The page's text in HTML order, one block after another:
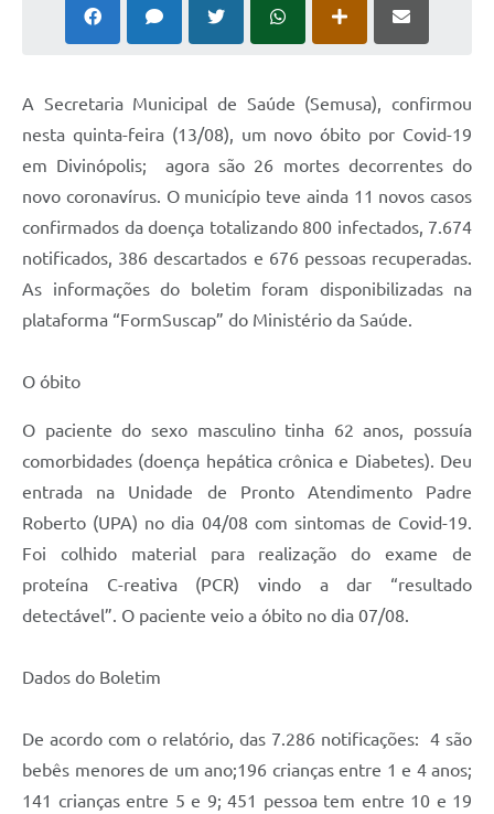
A Secretaria Municipal de Saúde (Semusa), confirmou
nesta quinta-feira (13/08), um novo óbito por Covid-19
em Divinópolis; agora são 26 mortes decorrentes do
novo coronavírus. O município teve ainda 11 novos casos
confirmados da doença totalizando 800 infectados, 7.674
notificados, 386 descartados e 676 pessoas recuperadas.
As informações do boletim foram disponibilizadas na
plataforma “FormSuscap” do Ministério da Saúde.
O óbito
O paciente do sexo masculino tinha 62 anos, possuía
comorbidades (doença hepática crônica e Diabetes). Deu
entrada na Unidade de Pronto Atendimento Padre
Roberto (UPA) no dia 04/08 com sintomas de Covid-19.
Foi colhido material para realização do exame de
proteína C-reativa (PCR) vindo a dar “resultado
detectável”. O paciente veio a óbito no dia 07/08.
Dados do Boletim
De acordo com o relatório, das 7.286 notificações: 4 são
bebês menores de um ano;196 crianças entre 1 e 4 anos;
141 crianças entre 5 e 9; 451 pessoa tem entre 10 e 19